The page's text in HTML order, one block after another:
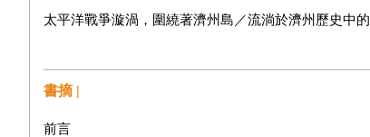
太平洋戰爭漩渦，圍繞著濟州島／流淌於濟州歷史中
頓、糧食短缺、傳染病流行，三大團烏雲籠罩／三
恣行刑求與恐怖攻擊／美國的封鎖政策，讓南韓成為
年四月三日，臨界點引爆，每座山峰都燃起了烽火／
「赤匪」的濟州島人／從一九四七年三月一日到一九
書摘 |
前言